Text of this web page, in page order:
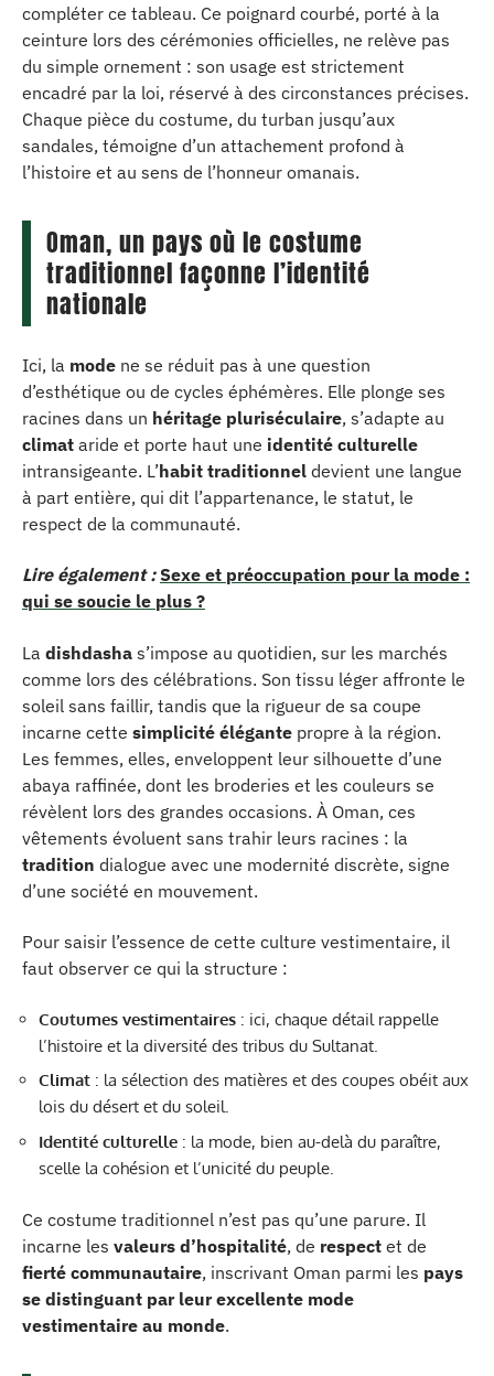
compléter ce tableau. Ce poignard courbé, porté à la
ceinture lors des cérémonies officielles, ne relève pas
du simple ornement : son usage est strictement
encadré par la loi, réservé à des circonstances précises.
Chaque pièce du costume, du turban jusqu’aux
sandales, témoigne d’un attachement profond à
l’histoire et au sens de l’honneur omanais.
Oman, un pays où le costume
traditionnel façonne l’identité
nationale
Ici, la mode ne se réduit pas à une question
d’esthétique ou de cycles éphémères. Elle plonge ses
racines dans un héritage pluriséculaire, s’adapte au
climat aride et porte haut une identité culturelle
intransigeante. L’habit traditionnel devient une langue
à part entière, qui dit l’appartenance, le statut, le
respect de la communauté.
Lire également : Sexe et préoccupation pour la mode :
qui se soucie le plus ?
La dishdasha s’impose au quotidien, sur les marchés
comme lors des célébrations. Son tissu léger affronte le
soleil sans faillir, tandis que la rigueur de sa coupe
incarne cette simplicité élégante propre à la région.
Les femmes, elles, enveloppent leur silhouette d’une
abaya raffinée, dont les broderies et les couleurs se
révèlent lors des grandes occasions. À Oman, ces
vêtements évoluent sans trahir leurs racines : la
tradition dialogue avec une modernité discrète, signe
d’une société en mouvement.
Pour saisir l’essence de cette culture vestimentaire, il
faut observer ce qui la structure :
Coutumes vestimentaires : ici, chaque détail rappelle
l’histoire et la diversité des tribus du Sultanat.
Climat : la sélection des matières et des coupes obéit aux
lois du désert et du soleil.
Identité culturelle : la mode, bien au-delà du paraître,
scelle la cohésion et l’unicité du peuple.
Ce costume traditionnel n’est pas qu’une parure. Il
incarne les valeurs d’hospitalité, de respect et de
fierté communautaire, inscrivant Oman parmi les pays
se distinguant par leur excellente mode
vestimentaire au monde.